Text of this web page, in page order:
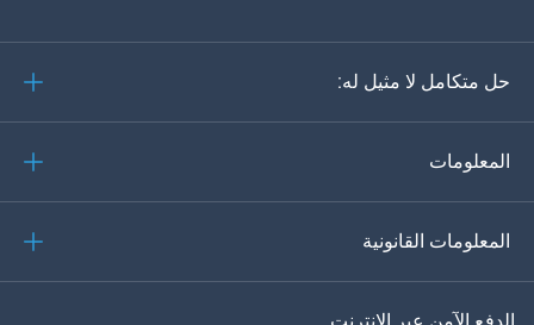
البرتغالية
한?의의
حل متكامل لا مثيل له:
المعلومات
المعلومات القانونية